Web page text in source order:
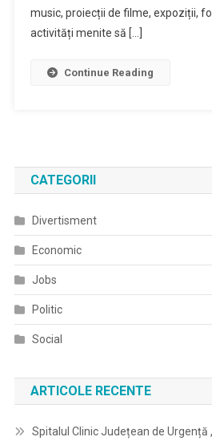
music, proiecții de filme, expoziții,
activități menite să […]
Continue Reading
CATEGORII
Divertisment
Economic
Jobs
Politic
Social
ARTICOLE RECENTE
Spitalul Clinic Județean de Urgență